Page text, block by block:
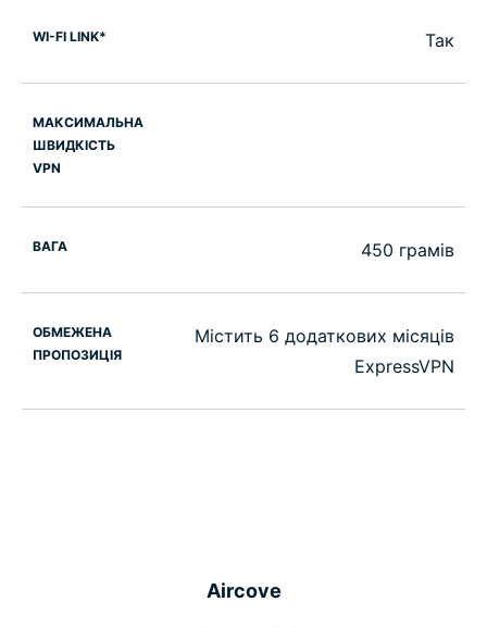
WI-FI LINK* Так
МАКСИМАЛЬНА
ШВИДКІСТЬ
VPN
ВАГА 450 грамів
ОБМЕЖЕНА
ПРОПОЗИЦІЯ
Містить 6 додаткових місяців
ExpressVPN
Aircove